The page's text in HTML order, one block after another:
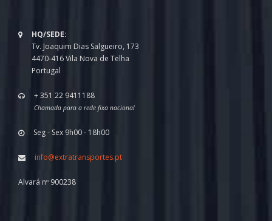
HQ/SEDE:
Tv. Joaquim Dias Salgueiro, 173
4470-416 Vila Nova de Telha
Portugal
+ 351 22 9411188
Chamada para a rede fixa nacional
Seg - Sex 9h00 - 18h00
info@extratransportes.pt
Alvará nº 900238